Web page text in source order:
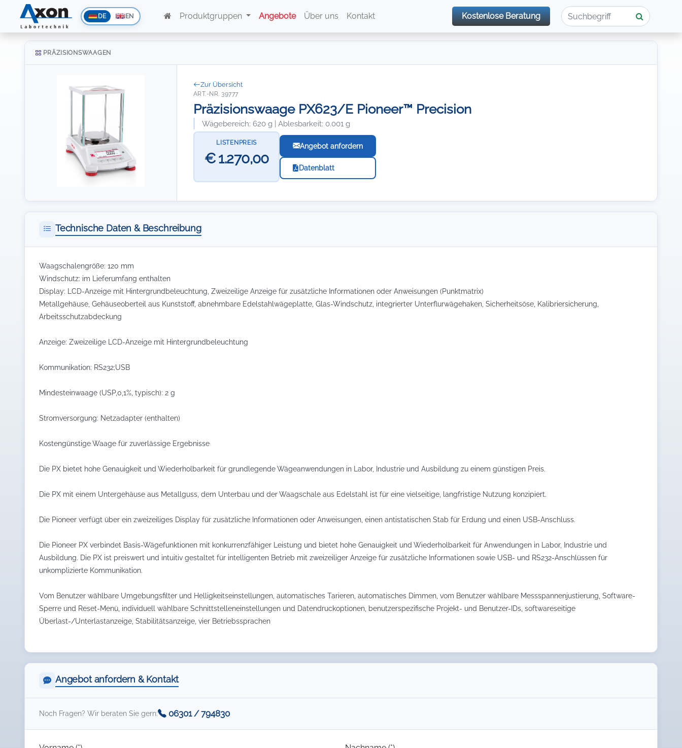
DE EN Produktgruppen Angebote Über uns Kontakt Kostenlose Beratung
PRÄZISIONSWAAGEN
Zur Übersicht
ART.-NR. 39777
Präzisionswaage PX623/E Pioneer™ Precision
Wägebereich: 620 g | Ablesbarkeit: 0.001 g
LISTENPREIS
€ 1.270,00
Angebot anfordern
Datenblatt
Technische Daten & Beschreibung
Waagschalengröße: 120 mm
Windschutz: im Lieferumfang enthalten
Display: LCD-Anzeige mit Hintergrundbeleuchtung, Zweizeilige Anzeige für zusätzliche Informationen oder Anweisungen (Punktmatrix)
Metallgehäuse, Gehäuseoberteil aus Kunststoff, abnehmbare Edelstahlwägeplatte, Glas-Windschutz, integrierter Unterflurwägehaken, Sicherheitsöse, Kalibriersicherung,
Arbeitsschutzabdeckung
Anzeige: Zweizeilige LCD-Anzeige mit Hintergrundbeleuchtung
Kommunikation: RS232;USB
Mindesteinwaage (USP,0,1%, typisch): 2 g
Stromversorgung: Netzadapter (enthalten)
Kostengünstige Waage für zuverlässige Ergebnisse
Die PX bietet hohe Genauigkeit und Wiederholbarkeit für grundlegende Wägeanwendungen in Labor, Industrie und Ausbildung zu einem günstigen Preis.
Die PX mit einem Untergehäuse aus Metallguss, dem Unterbau und der Waagschale aus Edelstahl ist für eine vielseitige, langfristige Nutzung konzipiert.
Die Pioneer verfügt über ein zweizeiliges Display für zusätzliche Informationen oder Anweisungen, einen antistatischen Stab für Erdung und einen USB-Anschluss.
Die Pioneer PX verbindet Basis-Wägefunktionen mit konkurrenzfähiger Leistung und bietet hohe Genauigkeit und Wiederholbarkeit für Anwendungen in Labor, Industrie und
Ausbildung. Die PX ist preiswert und intuitiv gestaltet für intelligenten Betrieb mit zweizeiliger Anzeige für zusätzliche Informationen sowie USB- und RS232-Anschlüssen für
unkomplizierte Kommunikation.
Vom Benutzer wählbare Umgebungsfilter und Helligkeitseinstellungen, automatisches Tarieren, automatisches Dimmen, vom Benutzer wählbare Messspannenjustierung, Software-
Sperre und Reset-Menü, individuell wählbare Schnittstelleneinstellungen und Datendruckoptionen, benutzerspezifische Projekt- und Benutzer-IDs, softwareseitige
Überlast-/Unterlastanzeige, Stabilitätsanzeige, vier Betriebssprachen
Angebot anfordern & Kontakt
Noch Fragen? Wir beraten Sie gern: 06301 / 794830